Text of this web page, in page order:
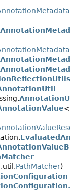
PathMatcher)